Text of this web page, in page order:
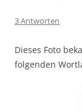
3 Antworten
Dieses Foto
folgenden